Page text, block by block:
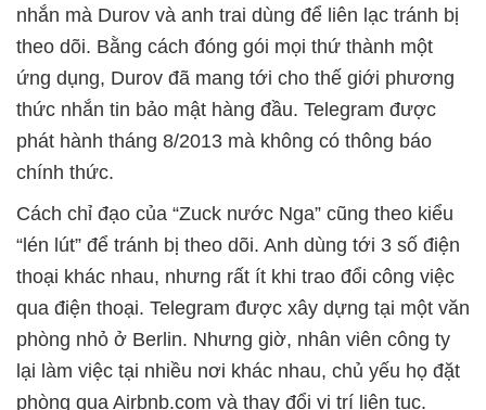
nhắn mà Durov và anh trai dùng để liên lạc tránh bị
theo dõi. Bằng cách đóng gói mọi thứ thành một
ứng dụng, Durov đã mang tới cho thế giới phương
thức nhắn tin bảo mật hàng đầu. Telegram được
phát hành tháng 8/2013 mà không có thông báo
chính thức.
Cách chỉ đạo của “Zuck nước Nga” cũng theo kiểu
“lén lút” để tránh bị theo dõi. Anh dùng tới 3 số điện
thoại khác nhau, nhưng rất ít khi trao đổi công việc
qua điện thoại. Telegram được xây dựng tại một văn
phòng nhỏ ở Berlin. Nhưng giờ, nhân viên công ty
lại làm việc tại nhiều nơi khác nhau, chủ yếu họ đặt
phòng qua Airbnb.com và thay đổi vị trí liên tục.